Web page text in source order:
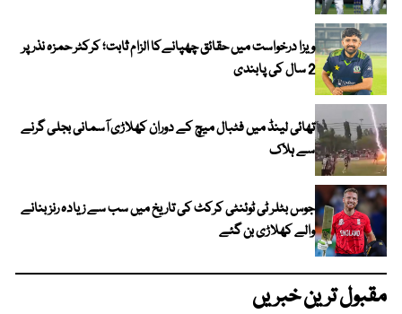
ویزا درخواست میں حقائق چھپانےکا الزام ثابت؛ کرکٹر حمزہ نذر پر
2 سال کی پابندی
تھائی لینڈ میں فٹبال میچ کے دوران کھلاڑی آسمانی بجلی گرنے
سے ہلاک
جوس بٹلر ٹی ٹوئنٹی کرکٹ کی تاریخ میں سب سے زیادہ رنز بنانے
والے کھلاڑی بن گئے
مقبول ترین خبریں